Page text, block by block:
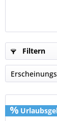
Filtern